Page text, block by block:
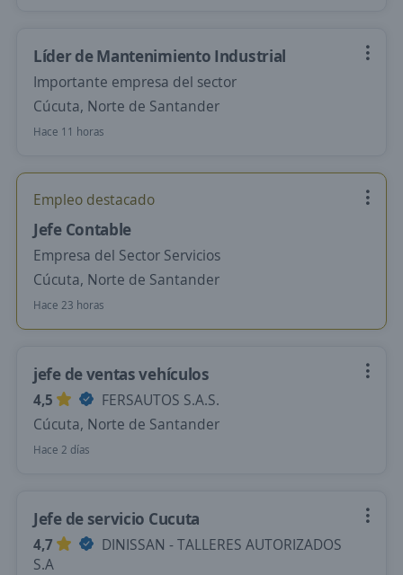
Líder de Mantenimiento Industrial
Importante empresa del sector
Cúcuta, Norte de Santander
Hace 11 horas
Empleo destacado
Jefe Contable
Empresa del Sector Servicios
Cúcuta, Norte de Santander
Hace 23 horas
jefe de ventas vehículos
4,5
FERSAUTOS S.A.S.
Cúcuta, Norte de Santander
Hace 2 días
Jefe de servicio Cucuta
4,7
DINISSAN - TALLERES AUTORIZADOS
S.A